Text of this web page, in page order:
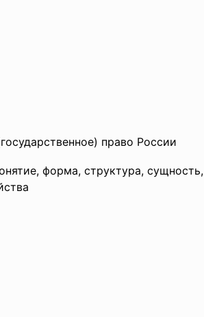
право России
форма, структура, сущность,